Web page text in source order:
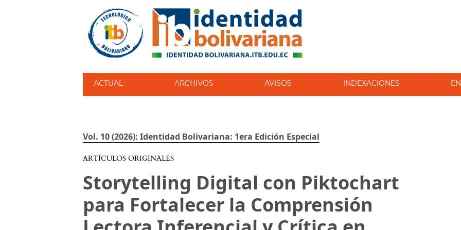
ACTUAL ARCHIVOS AVISOS INDEXACIONES
Vol. 10 (2026): Identidad Bolivariana: 1era Edición Especial
ARTÍCULOS ORIGINALES
Storytelling Digital con Piktochart
para Fortalecer la Comprensión